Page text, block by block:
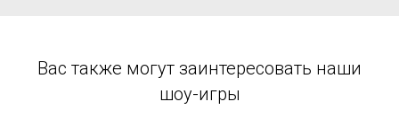
Вас также могут заинтересовать наши
шоу-игры